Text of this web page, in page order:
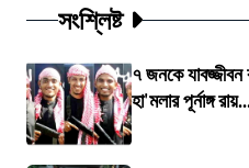
সংশ্লিষ্ট
৭ জনকে যাবজ্জীবন
হা'মলার পূর্নাঙ্গ